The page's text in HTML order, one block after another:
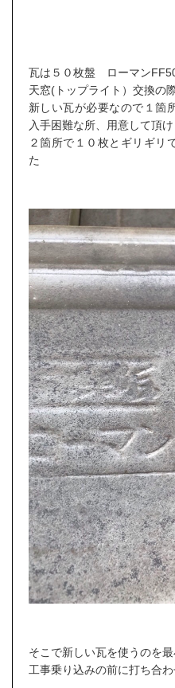
瓦は５０枚盤 ローマン
天窓(トップライト）交換の
新しい瓦が必要なので１箇
入手困難な所、用意して頂け
２箇所で１０枚とギリギリ
た
そこで新しい瓦を使うのを
工事乗り込みの前に打ち合